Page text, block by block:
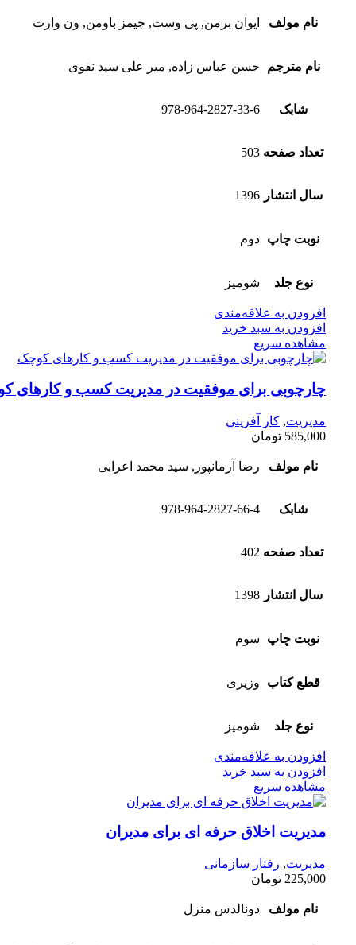
نام مولف ایوان برمن, پی وست, جیمز باومن, ون وارت
نام مترجم حسن عباس زاده, میر علی سید نقوی
شابک 978-964-2827-33-6
تعداد صفحه 503
سال انتشار 1396
نوبت چاپ دوم
نوع جلد شومیز
افزودن به علاقه‌مندی
افزودن به سبد خرید
مشاهده سریع
چارچوبی برای موفقیت در مدیریت کسب و کارهای
مدیریت, کار آفرینی
585,000 تومان
نام مولف رضا آرمانپور, سید محمد اعرابی
شابک 978-964-2827-66-4
تعداد صفحه 402
سال انتشار 1398
نوبت چاپ سوم
قطع کتاب وزیری
نوع جلد شومیز
افزودن به علاقه‌مندی
افزودن به سبد خرید
مشاهده سریع
مدیریت اخلاق حرفه ای برای مدیران
مدیریت, رفتار سازمانی
225,000 تومان
نام مولف دونالدس منزل